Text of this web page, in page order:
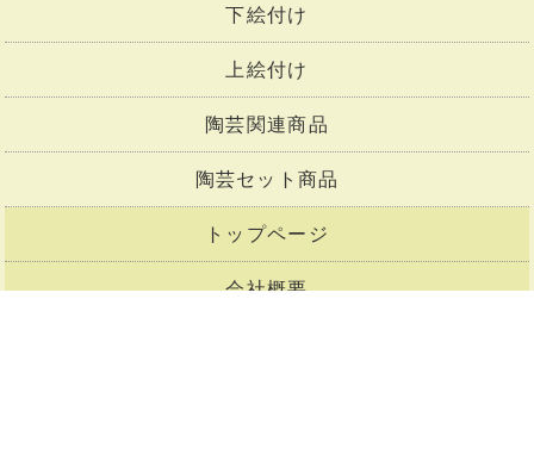
下絵付け
上絵付け
陶芸関連商品
陶芸セット商品
トップページ
会社概要